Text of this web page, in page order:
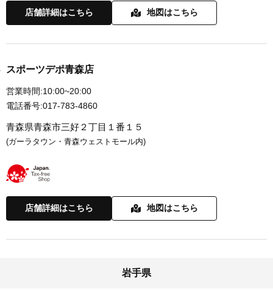
店舗詳細はこちら 地図はこちら
スポーツデポ青森店
営業時間:10:00~20:00
電話番号:017-783-4860
青森県青森市三好２丁目１番１５
(ガーラタウン・青森ウェストモール内)
店舗詳細はこちら 地図はこちら
岩手県